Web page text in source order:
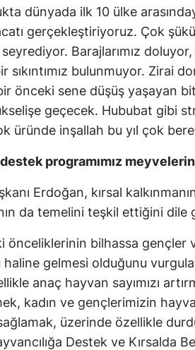
dünyada ilk 10 ülke
gerçekleştiriyoruz. Çok
seyrediyor. Barajlarımız
sıkıntımız bulunmuyor. Zirai
önceki sene düşüş yaşayan
geçecek. Hububat gibi
üründe inşallah bu yıl çok
programımız
Erdoğan, kırsal
da temelini teşkil ettiğini dile
önceliklerinin bilhassa gençler
gelmesi olduğunu
anaç hayvan sayımızı
kadın ve gençlerimizin
sağlamak, üzerinde özellikle
Destek ve Kırsalda